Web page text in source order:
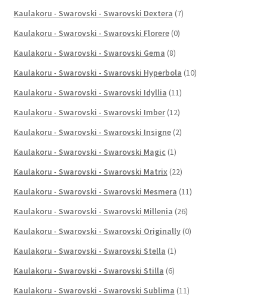
Kaulakoru - Swarovski - Swarovski Dextera (7)
Kaulakoru - Swarovski - Swarovski Florere (0)
Kaulakoru - Swarovski - Swarovski Gema (8)
Kaulakoru - Swarovski - Swarovski Hyperbola (10)
Kaulakoru - Swarovski - Swarovski Idyllia (11)
Kaulakoru - Swarovski - Swarovski Imber (12)
Kaulakoru - Swarovski - Swarovski Insigne (2)
Kaulakoru - Swarovski - Swarovski Magic (1)
Kaulakoru - Swarovski - Swarovski Matrix (22)
Kaulakoru - Swarovski - Swarovski Mesmera (11)
Kaulakoru - Swarovski - Swarovski Millenia (26)
Kaulakoru - Swarovski - Swarovski Originally (0)
Kaulakoru - Swarovski - Swarovski Stella (1)
Kaulakoru - Swarovski - Swarovski Stilla (6)
Kaulakoru - Swarovski - Swarovski Sublima (11)